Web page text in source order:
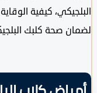
كيفية الوقاية
صحة كلبك البلجيكي.